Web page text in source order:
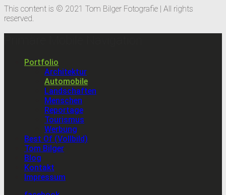
This content is © 2021 Tom Bilger Fotografie | All rights
reserved.
Portfolio
Architektur
Automobile
Landschaften
Menschen
Reportage
Tourismus
Werbung
Best Of (Vollbild)
Tom Bilger
Blog
Kontakt
Impressum